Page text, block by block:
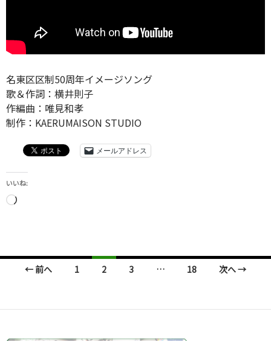
名東区区制50周年イメージソング
歌＆作詞：横井則子
作編曲：唯見和孝
制作：KAERUMAISON STUDIO
メールアドレス
いいね:
読
中…
ナ
← 前へ 1 2 3 … 18 次へ →